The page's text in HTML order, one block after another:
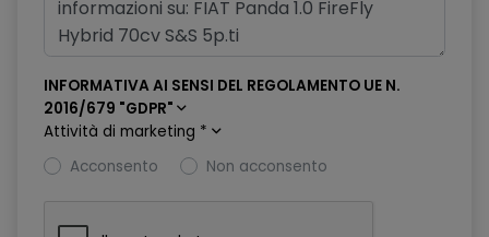
INFORMATIVA AI SENSI DEL REGOLAMENTO UE N.
2016/679 "GDPR"
Attività di marketing *
Acconsento
Non acconsento